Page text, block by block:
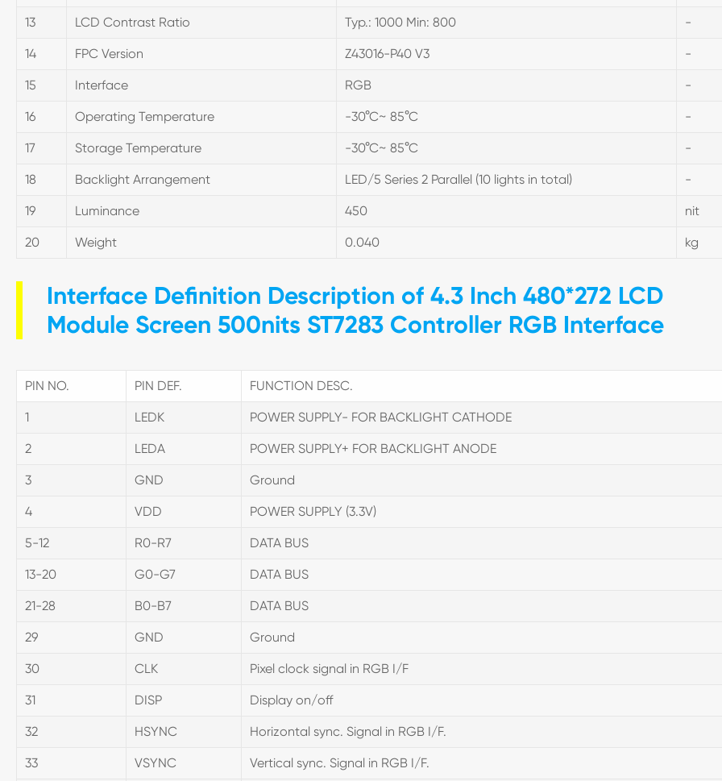
13 LCD Contrast Ratio Typ.: 1000 Min: 800 -
14 FPC Version Z43016-P40 V3 -
15 Interface RGB -
16 Operating Temperature -30°C~ 85°C -
17 Storage Temperature -30°C~ 85°C -
18 Backlight Arrangement LED/5 Series 2 Parallel (10 lights in total) -
19 Luminance 450 nit
20 Weight 0.040 kg
Interface Definition Description of 4.3 Inch 480*272 LCD
Module Screen 500nits ST7283 Controller RGB Interface
PIN NO. PIN DEF. FUNCTION DESC.
1 LEDK POWER SUPPLY- FOR BACKLIGHT CATHODE
2 LEDA POWER SUPPLY+ FOR BACKLIGHT ANODE
3 GND Ground
4 VDD POWER SUPPLY (3.3V)
5-12 R0-R7 DATA BUS
13-20 G0-G7 DATA BUS
21-28 B0-B7 DATA BUS
29 GND Ground
30 CLK Pixel clock signal in RGB I/F
31 DISP Display on/off
32 HSYNC Horizontal sync. Signal in RGB I/F.
33 VSYNC Vertical sync. Signal in RGB I/F.